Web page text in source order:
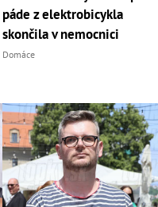
páde z elektrobicykla
skončila v nemocnici
Domáce